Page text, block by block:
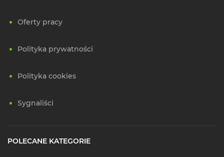
Oferty pracy
Polityka prywatności
Polityka cookies
Sygnaliści
POLECANE KATEGORIE